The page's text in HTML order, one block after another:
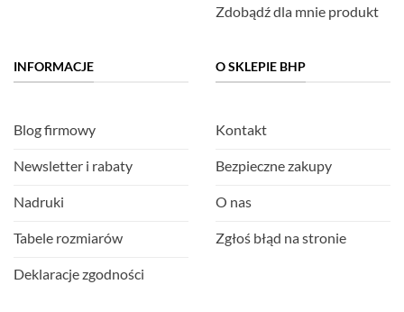
Zdobądź dla mnie produkt
INFORMACJE
Blog firmowy
Newsletter i rabaty
Nadruki
Tabele rozmiarów
Deklaracje zgodności
O SKLEPIE BHP
Kontakt
Bezpieczne zakupy
O nas
Zgłoś błąd na stronie